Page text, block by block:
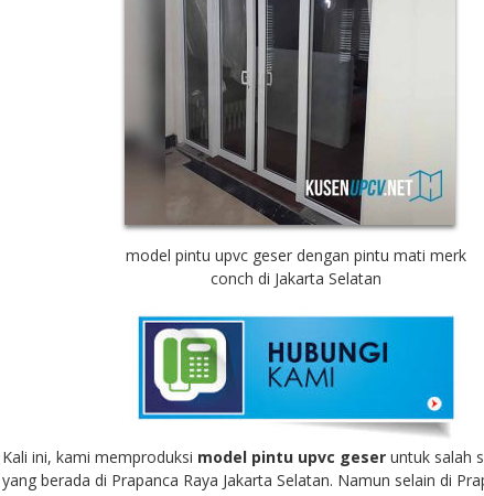
model pintu upvc geser dengan pintu mati merk
conch di Jakarta Selatan
Kali ini, kami memproduksi model pintu upvc geseruntuk salah
yang berada di Prapanca Raya Jakarta Selatan. Namun selain di